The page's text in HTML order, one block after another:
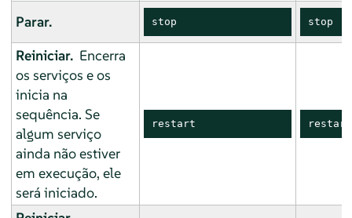
Parar. stop stop
Reiniciar. Encerra
os serviços e os
inicia na
sequência. Se
algum serviço
ainda não estiver
em execução, ele
será iniciado.
restart restart